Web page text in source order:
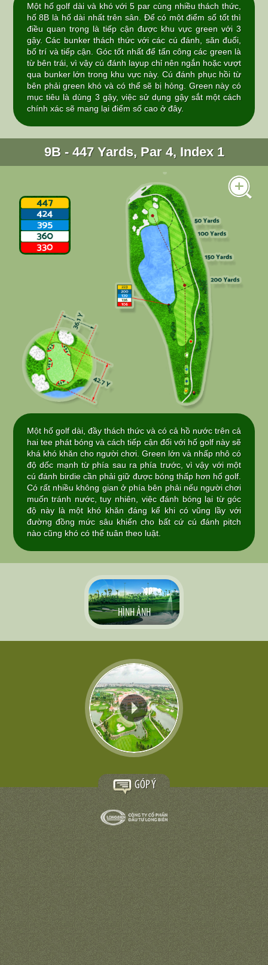
Một hố golf dài và khó với 5 par cùng nhiều thách thức,
hố 8B là hố dài nhất trên sân. Để có một điểm số tốt thì
điều quan trọng là tiếp cận được khu vực green với 3
gậy. Các bunker thách thức với các cú đánh, săn đuổi,
bố trí và tiếp cận. Góc tốt nhất để tấn công các green là
từ bên trái, vì vậy cú đánh layup chỉ nên ngắn hoặc vượt
qua bunker lớn trong khu vực này. Cú đánh phục hồi từ
bên phải green khó và có thể sẽ bị hỏng. Green này có
mục tiêu là dùng 3 gậy, việc sử dụng gậy sắt một cách
chính xác sẽ mang lại điểm số cao ở đây.
9B - 447 Yards, Par 4, Index 1
Một hố golf dài, đầy thách thức và có cả hồ nước trên cả
hai tee phát bóng và cách tiếp cận đối với hố golf này sẽ
khá khó khăn cho người chơi. Green lớn và nhấp nhô có
độ dốc mạnh từ phía sau ra phía trước, vì vậy với một
cú đánh birdie cần phải giữ được bóng thấp hơn hố golf.
Có rất nhiều không gian ở phía bên phải nếu người chơi
muốn tránh nước, tuy nhiên, việc đánh bóng lại từ góc
độ này là một khó khăn đáng kể khi có vũng lầy với
đường đồng mức sâu khiến cho bất cứ cú đánh pitch
nào cũng khó có thể tuân theo luật.
HÌNH ẢNH
GÓP Ý